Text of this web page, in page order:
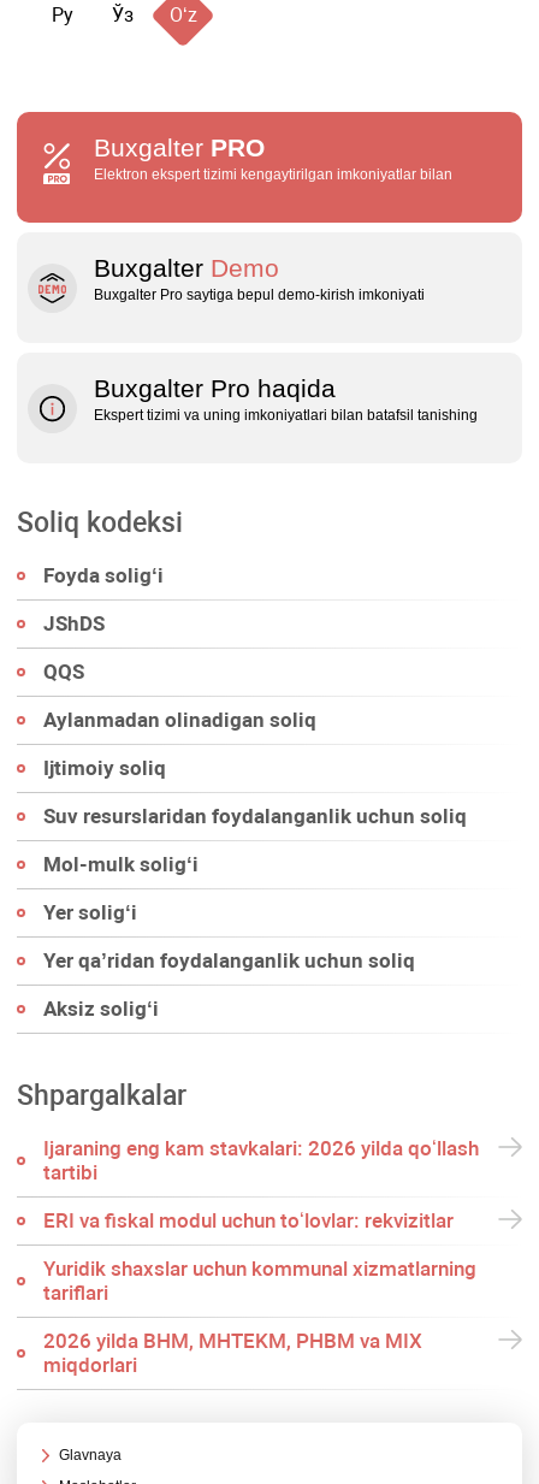
Ру Ўз Oʻz
Buxgalter PRO
Elektron ekspert tizimi kengaytirilgan imkoniyatlar bilan
Buxgalter Demo
Buxgalter Pro saytiga bepul demo‑kirish imkoniyati
Buxgalter Pro haqida
Ekspert tizimi va uning imkoniyatlari bilan batafsil tanishing
Soliq kodeksi
Foyda soligʻi
JShDS
QQS
Aylanmadan olinadigan soliq
Ijtimoiy soliq
Suv resurslaridan foydalanganlik uchun soliq
Mol-mulk soligʻi
Yer soligʻi
Yer qa’ridan foydalanganlik uchun soliq
Aksiz soligʻi
Shpargalkalar
Ijaraning eng kam stavkalari: 2026 yilda qoʻllash
tartibi
ERI va fiskal modul uchun toʻlovlar: rekvizitlar
Yuridik shaхslar uchun kommunal хizmatlarning
tariflari
2026 yilda BHM, MHTEKM, PHBM va MIX
miqdorlari
Glavnaya